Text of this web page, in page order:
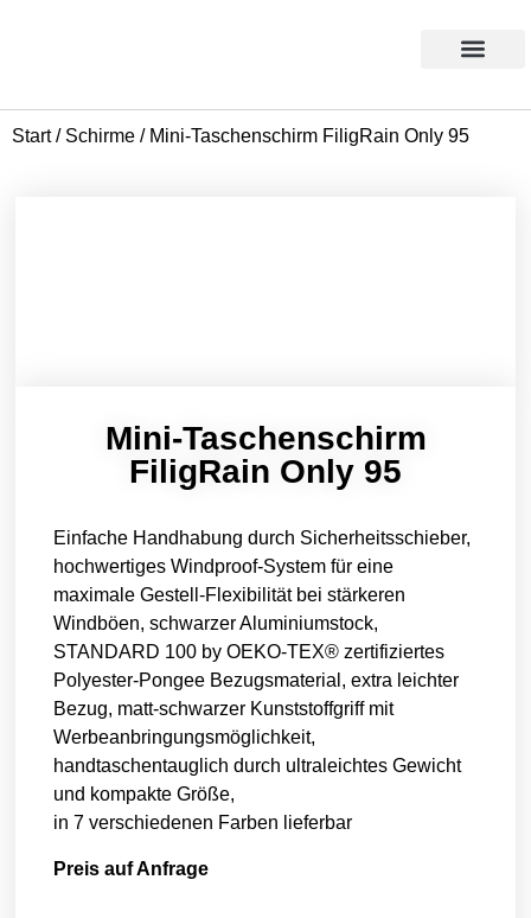
Start/ Schirme / Mini-Taschenschirm FiligRain Only 95
Mini-Taschenschirm
FiligRain Only 95
Einfache Handhabung durch Sicherheitsschieber,
hochwertiges Windproof-System für eine
maximale Gestell-Flexibilität bei stärkeren
Windböen, schwarzer Aluminiumstock,
STANDARD 100 by OEKO-TEX® zertifiziertes
Polyester-Pongee Bezugsmaterial, extra leichter
Bezug, matt-schwarzer Kunststoffgriff mit
Werbeanbringungsmöglichkeit,
handtaschentauglich durch ultraleichtes Gewicht
und kompakte Größe,
in 7 verschiedenen Farben lieferbar
Preis auf Anfrage